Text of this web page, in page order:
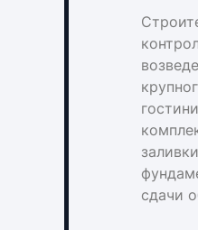
заливки
сдачи